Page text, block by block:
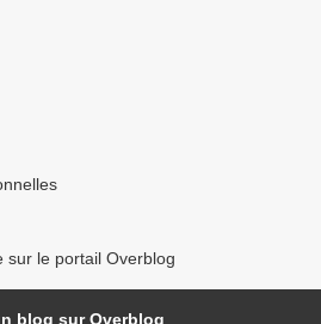
sur le portail Overblog
blog sur Overblog